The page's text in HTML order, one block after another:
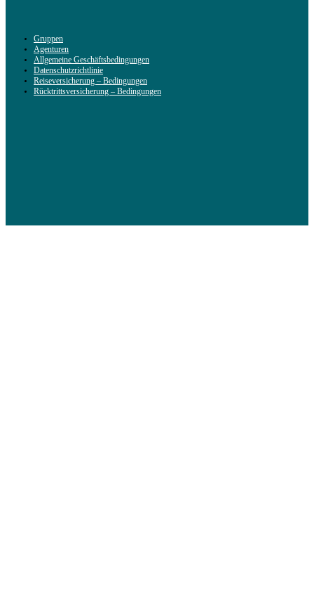
Gruppen
Agenturen
Allgemeine Geschäftsbedingungen
Datenschutzrichtlinie
Reiseversicherung – Bedingungen
Rücktrittsversicherung – Bedingungen